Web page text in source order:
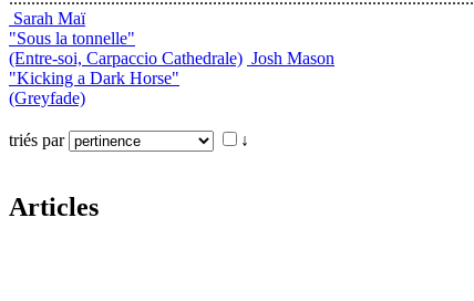
Sarah Maï
"Sous la tonnelle"
(Entre-soi, Carpaccio Cathedrale) Josh Mason
"Kicking a Dark Horse"
(Greyfade)
triés par ↓
Articles